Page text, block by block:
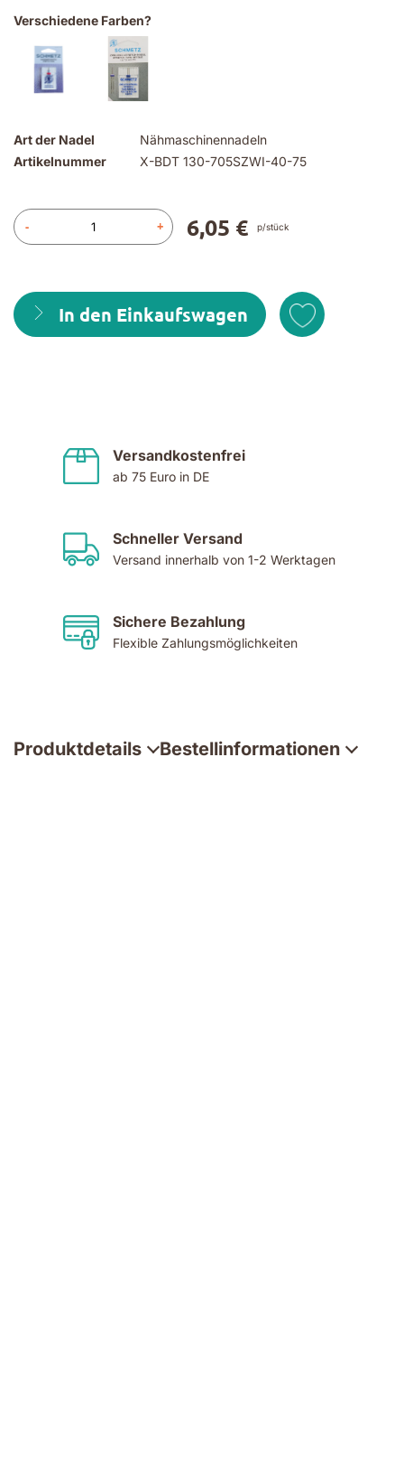
Art der Nadel
Nähmaschinennadeln
Artikelnummer
X-BDT 130-705SZWI-40-75
- +
In den Einkaufswagen
6,05 € p/stück
Verschiedene Farben?
springen
Versandkostenfrei
ab 75 Euro in DE
Schneller Versand
Versand innerhalb von 1-2 Werktagen
Sichere Bezahlung
Flexible Zahlungsmöglichkeiten
Produktdetails Bestellinformationen